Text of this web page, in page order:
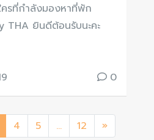
รที่กำลังมองหาที่พัก
THA ยินดีต้อนรับนะคะ
0
4 5 … 12 »